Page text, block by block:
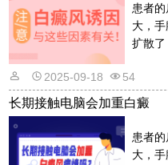
患者
大，
扩散了
其反。
2025-09-18 54
长期接触电脑会加重白癜
患者
大，